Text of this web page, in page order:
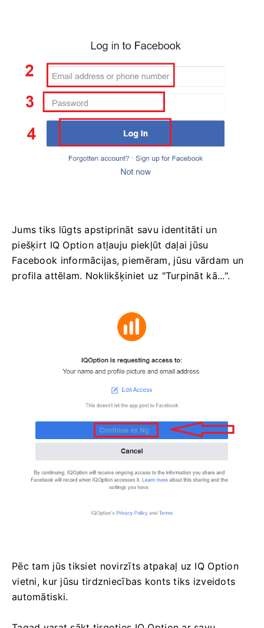
Jums tiks lūgts apstiprināt savu identitāti un
piešķirt IQ Option atļauju piekļūt daļai jūsu
Facebook informācijas, piemēram, jūsu vārdam un
profila attēlam. Noklikšķiniet uz "Turpināt kā...".
Pēc tam jūs tiksiet novirzīts atpakaļ uz IQ Option
vietni, kur jūsu tirdzniecības konts tiks izveidots
automātiski.